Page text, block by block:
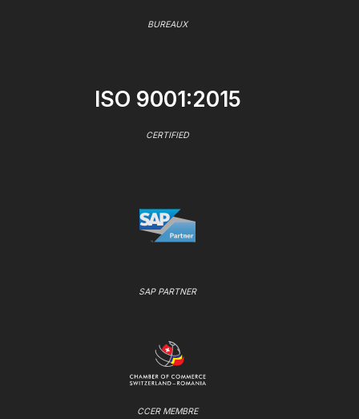
BUREAUX
ISO 9001:2015
CERTIFIED
SAP PARTNER
CCER MEMBRE